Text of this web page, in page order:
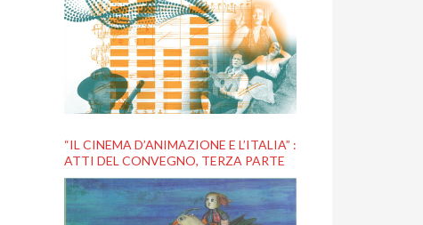
“IL CINEMA D’ANIMAZIONE E L’ITALIA” :
ATTI DEL CONVEGNO, TERZA PARTE